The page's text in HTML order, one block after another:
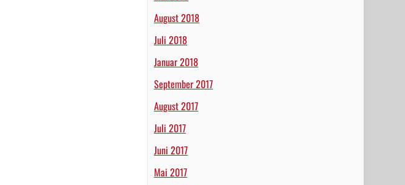
August 2018
Juli 2018
Januar 2018
September 2017
August 2017
Juli 2017
Juni 2017
Mai 2017